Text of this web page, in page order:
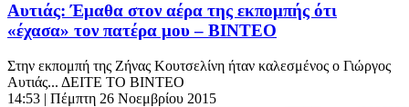
Αυτιάς: Έμαθα στον αέρα της εκπομπής ότι
«έχασα» τον πατέρα μου – ΒΙΝΤΕΟ
Στην εκπομπή της Ζήνας Κουτσελίνη ήταν καλεσμένος ο Γιώργος
Αυτιάς... ΔΕΙΤΕ ΤΟ ΒΙΝΤΕΟ
14:53 | Πέμπτη 26 Νοεμβρίου 2015